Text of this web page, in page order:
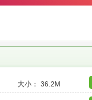
大小： 36.2M